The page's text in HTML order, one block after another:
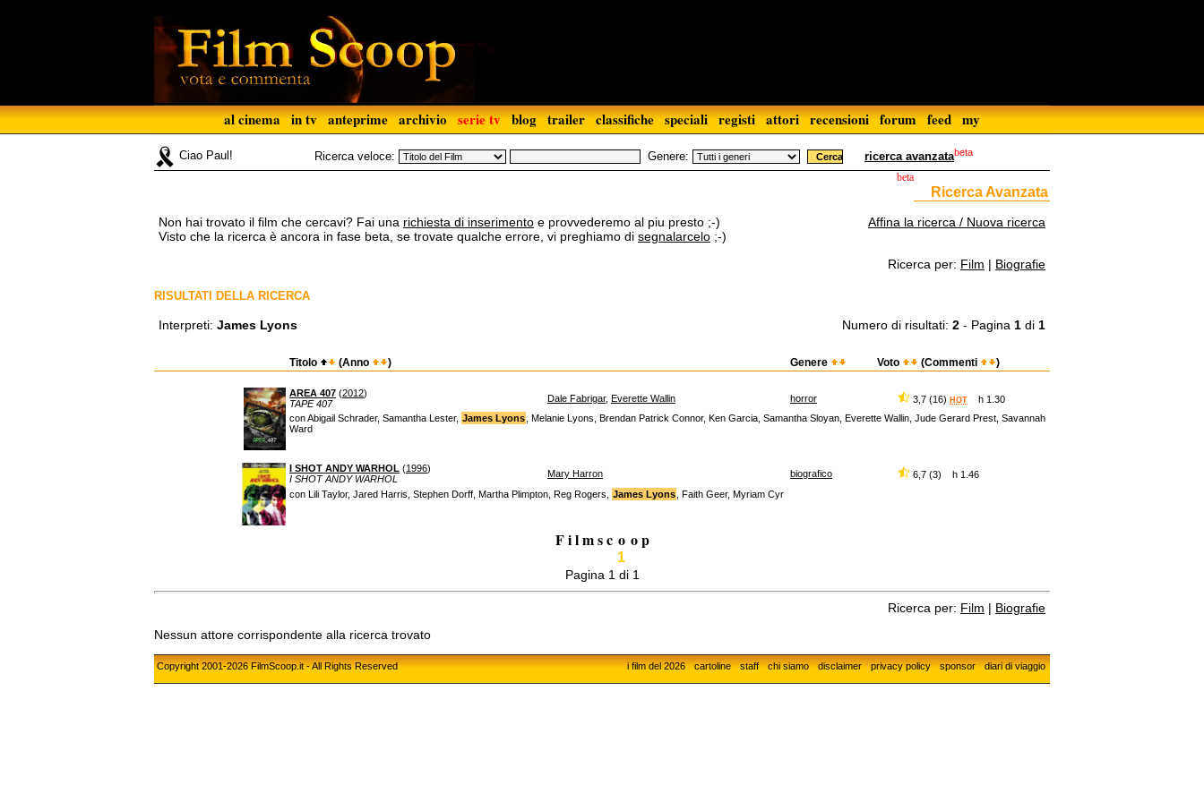
al cinema in tv anteprime archivio serie tv blog trailer classifiche speciali registi attori recensioni forum feed my
Ciao Paul! Ricerca veloce: Genere: ricerca avanzatabeta
Ricerca Avanzata
beta
Affina la ricerca / Nuova ricerca
Non hai trovato il film che cercavi? Fai una richiesta di inserimento e provvederemo al piu presto ;-)
Visto che la ricerca è ancora in fase beta, se trovate qualche errore, vi preghiamo di segnalarcelo ;-)
Ricerca per: Film | Biografie
RISULTATI DELLA RICERCA
Numero di risultati: 2 - Pagina 1 di 1
Interpreti: James Lyons
Titolo (Anno ) Genere Voto (Commenti )
AREA 407 (2012)
TAPE 407
Dale Fabrigar, Everette Wallin horror 3,7 (16) HOT h 1.30
con Abigail Schrader, Samantha Lester, James Lyons , Melanie Lyons, Brendan Patrick Connor, Ken Garcia, Samantha Sloyan, Everette Wallin, Jude Gerard Prest, Savannah
Ward
I SHOT ANDY WARHOL (1996)
I SHOT ANDY WARHOL
Mary Harron biografico
6,7 (3) h 1.46
con Lili Taylor, Jared Harris, Stephen Dorff, Martha Plimpton, Reg Rogers, James Lyons , Faith Geer, Myriam Cyr
F i l m s c o
1
o p
Pagina 1 di 1
Ricerca per: Film | Biografie
Nessun attore corrispondente alla ricerca trovato
diari di viaggio
sponsor
privacy policy
disclaimer
chi siamo
staff
cartoline
i film del 2026
Copyright 2001-2026 FilmScoop.it - All Rights Reserved